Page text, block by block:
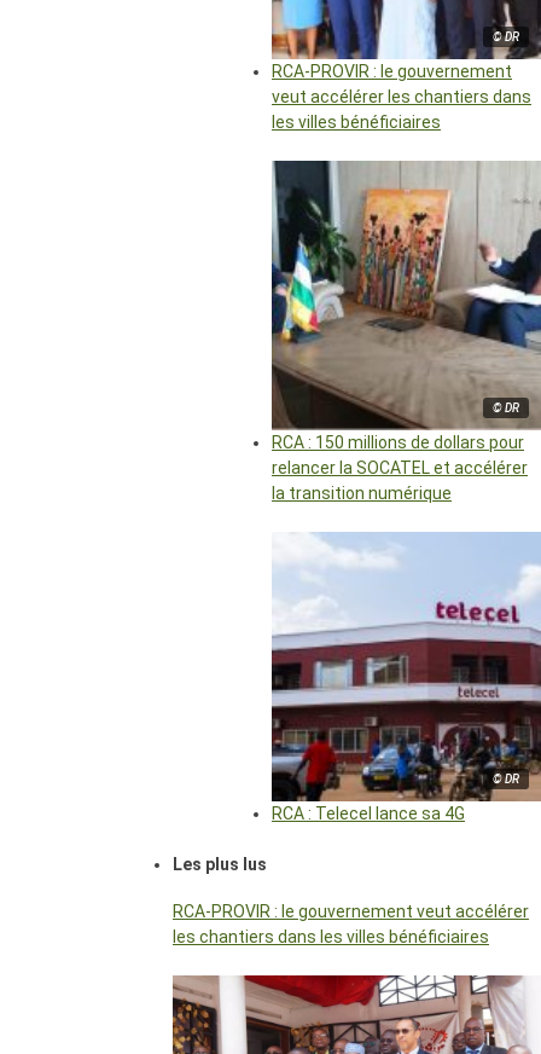
© DR
RCA-PROVIR : le gouvernement
veut accélérer les chantiers dans
les villes bénéficiaires
© DR
RCA : 150 millions de dollars pour
relancer la SOCATEL et accélérer
la transition numérique
© DR
RCA : Telecel lance sa 4G
Les plus lus
RCA-PROVIR : le gouvernement veut accélérer
les chantiers dans les villes bénéficiaires